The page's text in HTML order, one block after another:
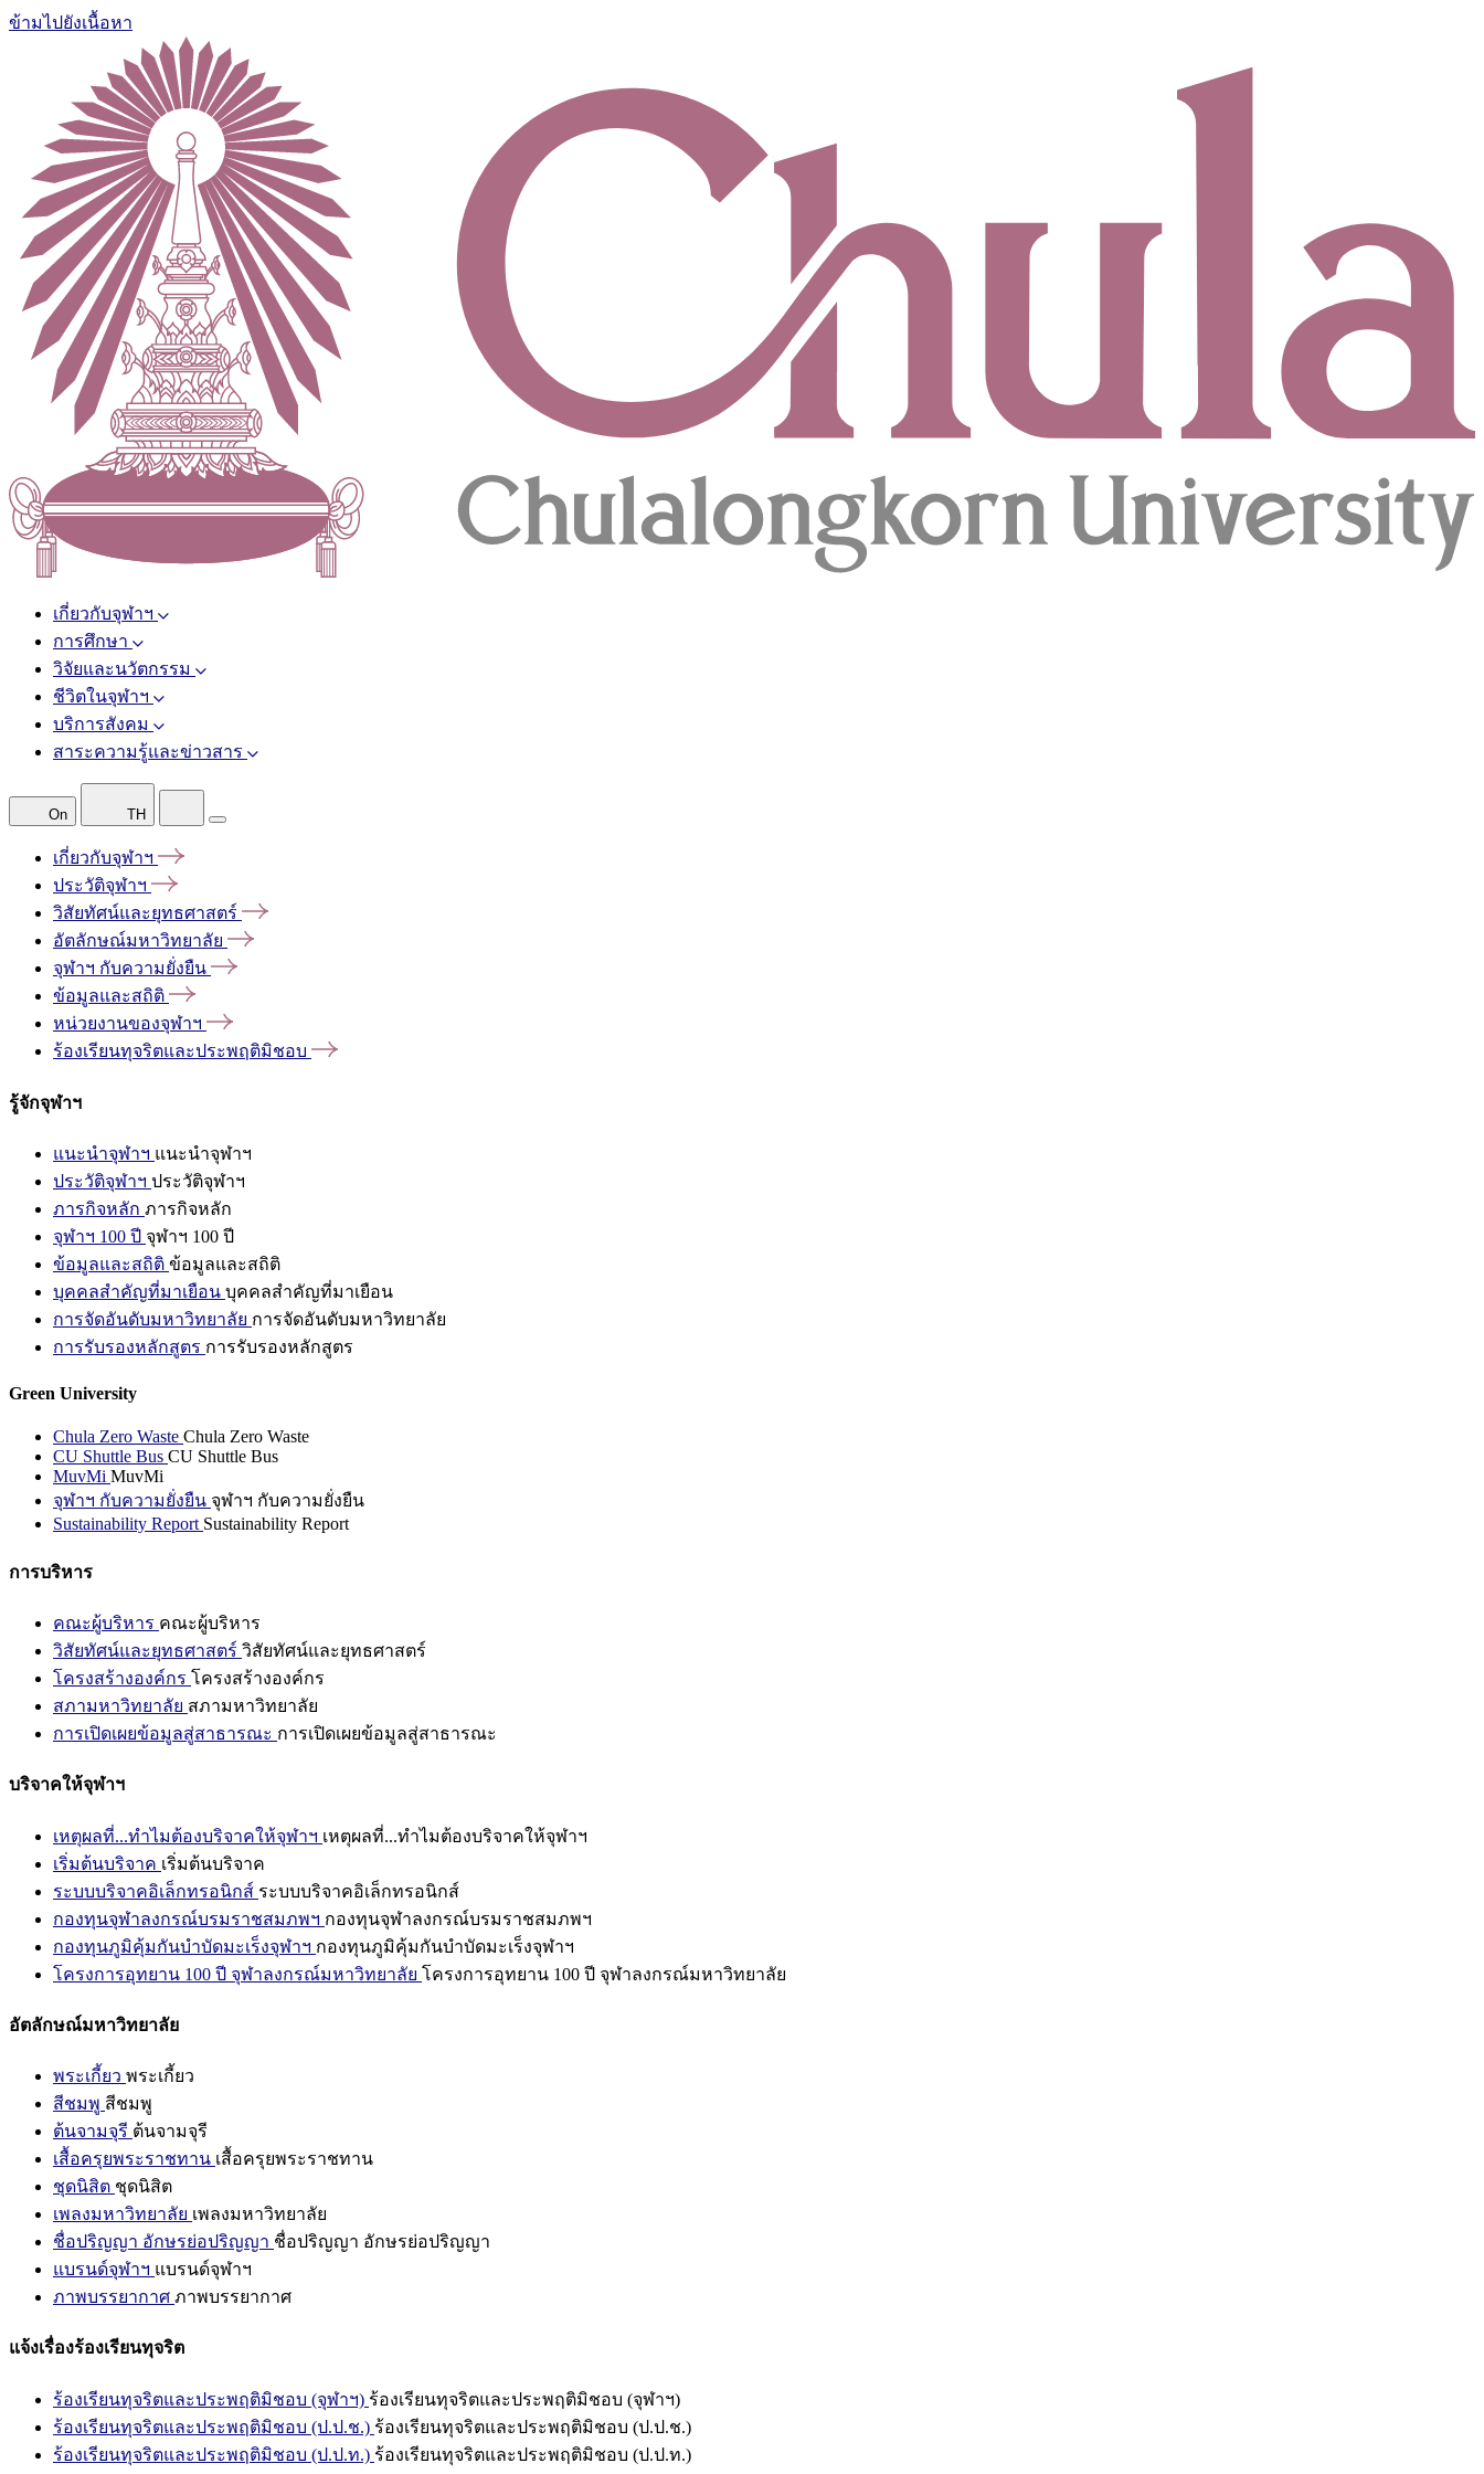
ข้ามไปยังเนื้อหา
เกี่ยวกับจุฬาฯ
การศึกษา
วิจัยและนวัตกรรม
ชีวิตในจุฬาฯ
บริการสังคม
สาระความรู้และข่าวสาร
On TH
เกี่ยวกับจุฬาฯ
ประวัติจุฬาฯ
วิสัยทัศน์และยุทธศาสตร์
อัตลักษณ์มหาวิทยาลัย
จุฬาฯ กับความยั่งยืน
ข้อมูลและสถิติ
หน่วยงานของจุฬาฯ
ร้องเรียนทุจริตและประพฤติมิชอบ
รู้จักจุฬาฯ
แนะนำจุฬาฯ แนะนำจุฬาฯ
ประวัติจุฬาฯ ประวัติจุฬาฯ
ภารกิจหลัก ภารกิจหลัก
จุฬาฯ 100 ปี จุฬาฯ 100 ปี
ข้อมูลและสถิติ ข้อมูลและสถิติ
บุคคลสำคัญที่มาเยือน บุคคลสำคัญที่มาเยือน
การจัดอันดับมหาวิทยาลัย การจัดอันดับมหาวิทยาลัย
การรับรองหลักสูตร การรับรองหลักสูตร
Green University
Chula Zero Waste Chula Zero Waste
CU Shuttle Bus CU Shuttle Bus
MuvMi MuvMi
จุฬาฯ กับความยั่งยืน จุฬาฯ กับความยั่งยืน
Sustainability Report Sustainability Report
การบริหาร
คณะผู้บริหาร คณะผู้บริหาร
วิสัยทัศน์และยุทธศาสตร์ วิสัยทัศน์และยุทธศาสตร์
โครงสร้างองค์กร โครงสร้างองค์กร
สภามหาวิทยาลัย สภามหาวิทยาลัย
การเปิดเผยข้อมูลสู่สาธารณะ การเปิดเผยข้อมูลสู่สาธารณะ
บริจาคให้จุฬาฯ
เหตุผลที่...ทำไมต้องบริจาคให้จุฬาฯ เหตุผลที่...ทำไมต้องบริจาคให้จุฬาฯ
เริ่มต้นบริจาค เริ่มต้นบริจาค
ระบบบริจาคอิเล็กทรอนิกส์ ระบบบริจาคอิเล็กทรอนิกส์
กองทุนจุฬาลงกรณ์บรมราชสมภพฯ กองทุนจุฬาลงกรณ์บรมราชสมภพฯ
กองทุนภูมิคุ้มกันบำบัดมะเร็งจุฬาฯ กองทุนภูมิคุ้มกันบำบัดมะเร็งจุฬาฯ
โครงการอุทยาน 100 ปี จุฬาลงกรณ์มหาวิทยาลัย โครงการอุทยาน 100 ปี จุฬาลงกรณ์มหาวิทยาลัย
อัตลักษณ์มหาวิทยาลัย
พระเกี้ยว พระเกี้ยว
สีชมพู สีชมพู
ต้นจามจุรี ต้นจามจุรี
เสื้อครุยพระราชทาน เสื้อครุยพระราชทาน
ชุดนิสิต ชุดนิสิต
เพลงมหาวิทยาลัย เพลงมหาวิทยาลัย
ชื่อปริญญา อักษรย่อปริญญา ชื่อปริญญา อักษรย่อปริญญา
แบรนด์จุฬาฯ แบรนด์จุฬาฯ
ภาพบรรยากาศ ภาพบรรยากาศ
แจ้งเรื่องร้องเรียนทุจริต
ร้องเรียนทุจริตและประพฤติมิชอบ (จุฬาฯ) ร้องเรียนทุจริตและประพฤติมิชอบ (จุฬาฯ)
ร้องเรียนทุจริตและประพฤติมิชอบ (ป.ป.ช.) ร้องเรียนทุจริตและประพฤติมิชอบ (ป.ป.ช.)
ร้องเรียนทุจริตและประพฤติมิชอบ (ป.ป.ท.) ร้องเรียนทุจริตและประพฤติมิชอบ (ป.ป.ท.)